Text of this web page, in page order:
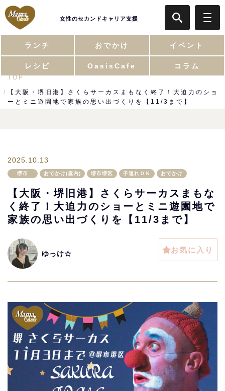
女性のセカンドキャリア支援
ランチ おでかけ イベント
レシピ OasisCafe コラム
TOP
【大阪・堺旧港】さくらサーカスまもなく終了！大迫力のショ
ーとミニ遊園地で家族の思い出づくりを【11/3まで】
2025.10.13
堺市 おでかけ(屋内) 堺市堺区 子連れＯＫ おでかけ
【大阪・堺旧港】さくらサーカスまもな
く終了！大迫力のショーとミニ遊園地で
家族の思い出づくりを【11/3まで】
ゆっけ☆ お気に入り